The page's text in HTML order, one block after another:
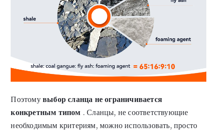
Поэтомувыбор сланца не ограничивается
конкретным типом . Сланцы, не соответствующие
необходимым критериям, можно использовать, просто